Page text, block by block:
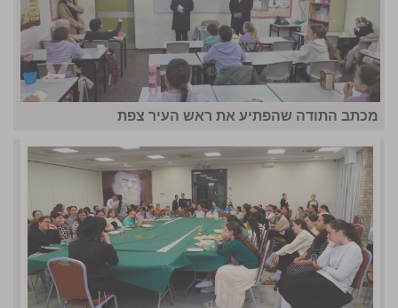
מכתב התודה שהפתיע את ראש העיר צפת